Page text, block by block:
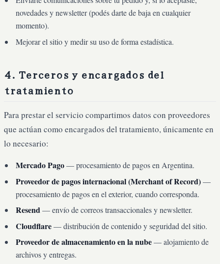
novedades y newsletter (podés darte de baja en cualquier
momento).
Mejorar el sitio y medir su uso de forma estadística.
4. Terceros y encargados del
tratamiento
Para prestar el servicio compartimos datos con proveedores
que actúan como encargados del tratamiento, únicamente en
lo necesario:
Mercado Pago— procesamiento de pagos en Argentina.
Proveedor de pagos internacional (Merchant of Record)—
procesamiento de pagos en el exterior, cuando corresponda.
Resend— envío de correos transaccionales y newsletter.
Cloudflare— distribución de contenido y seguridad del sitio.
Proveedor de almacenamiento en la nube— alojamiento de
archivos y entregas.